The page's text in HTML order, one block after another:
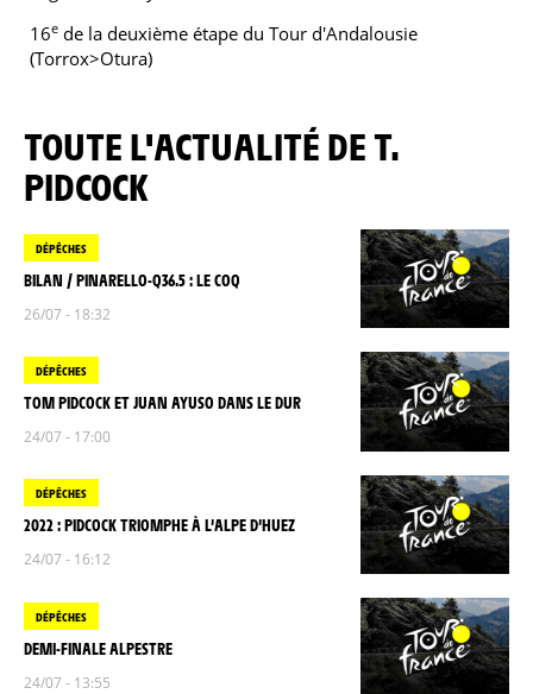
16e de la deuxième étape du Tour d'Andalousie
(Torrox>Otura)
TOUTE L'ACTUALITÉ DE T.
PIDCOCK
DÉPÊCHES
BILAN / PINARELLO-Q36.5 : LE COQ
26/07 - 18:32
DÉPÊCHES
TOM PIDCOCK ET JUAN AYUSO DANS LE DUR
24/07 - 17:00
DÉPÊCHES
2022 : PIDCOCK TRIOMPHE À L’ALPE D’HUEZ
24/07 - 16:12
DÉPÊCHES
DEMI-FINALE ALPESTRE
24/07 - 13:55